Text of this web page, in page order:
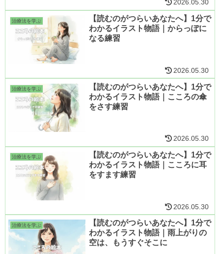
2026.05.30
治療法を学ぶ
【読むのがつらいあなたへ】1分で
わかるイラスト物語｜からっぽに
なる練習
2026.05.30
治療法を学ぶ
【読むのがつらいあなたへ】1分で
わかるイラスト物語｜こころの傘
をさす練習
2026.05.30
治療法を学ぶ
【読むのがつらいあなたへ】1分で
わかるイラスト物語｜こころに耳
をすます練習
2026.05.30
治療法を学ぶ
【読むのがつらいあなたへ】1分で
わかるイラスト物語｜雨上がりの
空は、もうすぐそこに